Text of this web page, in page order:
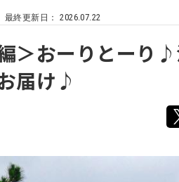
東北
関東
中部・北陸
四国
九州
沖縄
最終更新日：2026.07.22
＞おーりとーり
届け♪